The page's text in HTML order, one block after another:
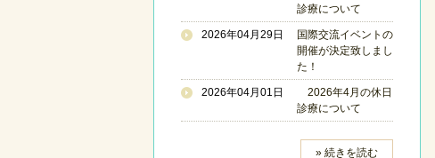
診療について
2026年04月29日
国際交流イベントの
開催が決定致しまし
た！
2026年04月01日
2026年4月の休日
診療について
» 続きを読む